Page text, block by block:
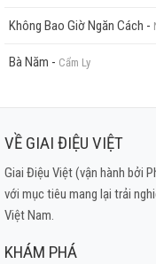
Không Bao Giờ Ngăn Cách -
Bà Năm - Cẩm Ly
VỀ GIAI ĐIỆU VIỆT
Giai Điệu Việt (vận hành bởi
với mục tiêu mang lại trải
Việt Nam.
KHÁM PHÁ